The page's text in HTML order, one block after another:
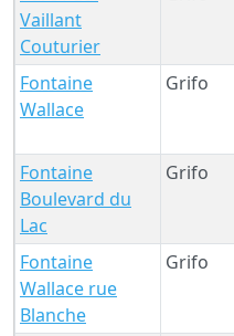
Vaillant
Couturier
Fontaine
Wallace
Grifo
Fontaine
Boulevard du
Lac
Grifo
Fontaine
Wallace rue
Blanche
Grifo